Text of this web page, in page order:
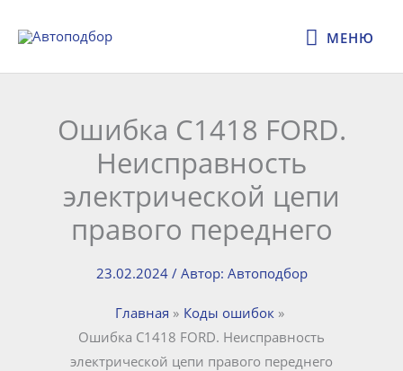
МЕНЮ
МЕНЮ
Ошибка C1418 FORD.
Неисправность
электрической цепи
правого переднего
23.02.2024 / Автор: Автоподбор
Главная
Коды ошибок
Ошибка C1418 FORD. Неисправность
электрической цепи правого переднего